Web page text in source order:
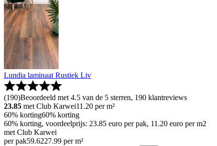
Lundia laminaat Rustiek Liv
(190)Beoordeeld met 4.5 van de 5 sterren, 190 klantreviews
23.85 met Club Karwei11.20 per m²
60% korting60% korting
60% korting, voordeelprijs: 23.85 euro per pak, 11.20 euro per m2
met Club Karwei
per pak59.6227.99 per m²